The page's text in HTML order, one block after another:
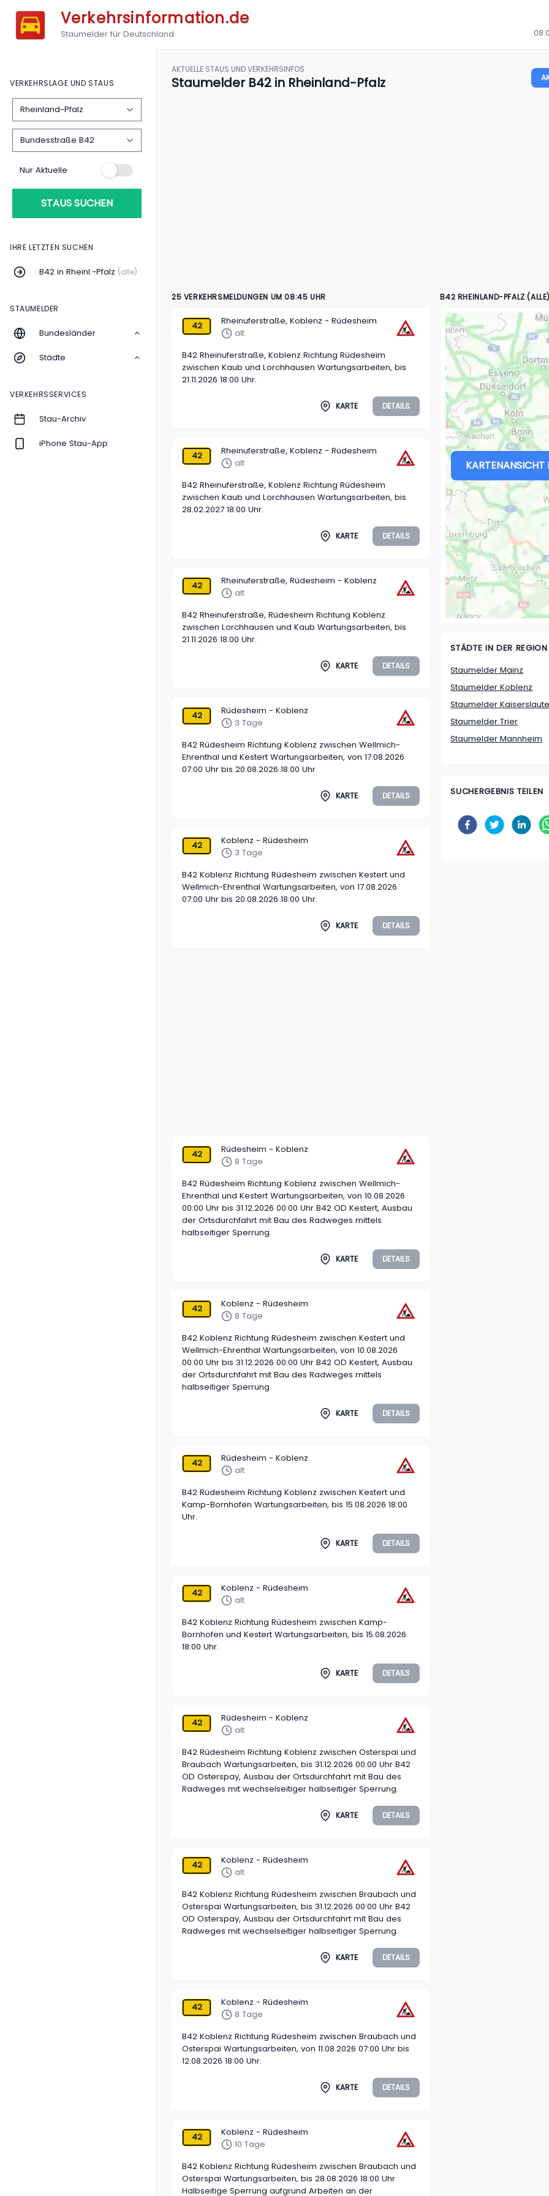
Verkehrsinformation.de
Staumelder für Deutschland
VERKEHRSLAGE UND STAUS
Nur Aktuelle
STAUS SUCHEN
IHRE LETZTEN SUCHEN
B42 in Rheinl.-Pfalz (alle)
STAUMELDER
Bundesländer
Städte
VERKEHRSSERVICES
Stau-Archiv
iPhone Stau-App
AKTUELLE STAUS UND VERKEHRSINFOS
Staumelder B42 in Rheinland-Pfalz
25 VERKEHRSMELDUNGEN UM 08:45 UHR
42
Rheinuferstraße, Koblenz - Rüdesheim
alt
B42 Rheinuferstraße, Koblenz Richtung Rüdesheim
zwischen Kaub und Lorchhausen Wartungsarbeiten, bis
21.11.2026 18:00 Uhr.
KARTE DETAILS
42
Rheinuferstraße, Koblenz - Rüdesheim
alt
B42 Rheinuferstraße, Koblenz Richtung Rüdesheim
zwischen Kaub und Lorchhausen Wartungsarbeiten, bis
28.02.2027 18:00 Uhr.
KARTE DETAILS
42
Rheinuferstraße, Rüdesheim - Koblenz
alt
B42 Rheinuferstraße, Rüdesheim Richtung Koblenz
zwischen Lorchhausen und Kaub Wartungsarbeiten, bis
21.11.2026 18:00 Uhr.
KARTE DETAILS
42
Rüdesheim - Koblenz
3 Tage
B42 Rüdesheim Richtung Koblenz zwischen Wellmich-
Ehrenthal und Kestert Wartungsarbeiten, von 17.08.2026
07:00 Uhr bis 20.08.2026 18:00 Uhr.
KARTE DETAILS
42
Koblenz - Rüdesheim
3 Tage
B42 Koblenz Richtung Rüdesheim zwischen Kestert und
Wellmich-Ehrenthal Wartungsarbeiten, von 17.08.2026
07:00 Uhr bis 20.08.2026 18:00 Uhr.
KARTE DETAILS
42
Rüdesheim - Koblenz
8 Tage
B42 Rüdesheim Richtung Koblenz zwischen Wellmich-
Ehrenthal und Kestert Wartungsarbeiten, von 10.08.2026
00:00 Uhr bis 31.12.2026 00:00 Uhr B42 OD Kestert, Ausbau
der Ortsdurchfahrt mit Bau des Radweges mittels
halbseitiger Sperrung.
KARTE DETAILS
42
Koblenz - Rüdesheim
8 Tage
B42 Koblenz Richtung Rüdesheim zwischen Kestert und
Wellmich-Ehrenthal Wartungsarbeiten, von 10.08.2026
00:00 Uhr bis 31.12.2026 00:00 Uhr B42 OD Kestert, Ausbau
der Ortsdurchfahrt mit Bau des Radweges mittels
halbseitiger Sperrung.
KARTE DETAILS
42
Rüdesheim - Koblenz
alt
B42 Rüdesheim Richtung Koblenz zwischen Kestert und
Kamp-Bornhofen Wartungsarbeiten, bis 15.08.2026 18:00
Uhr.
KARTE DETAILS
42
Koblenz - Rüdesheim
alt
B42 Koblenz Richtung Rüdesheim zwischen Kamp-
Bornhofen und Kestert Wartungsarbeiten, bis 15.08.2026
18:00 Uhr.
KARTE DETAILS
42
Rüdesheim - Koblenz
alt
B42 Rüdesheim Richtung Koblenz zwischen Osterspai und
Braubach Wartungsarbeiten, bis 31.12.2026 00:00 Uhr B42
OD Osterspay, Ausbau der Ortsdurchfahrt mit Bau des
Radweges mit wechselseitiger halbseitiger Sperrung.
KARTE DETAILS
42
Koblenz - Rüdesheim
alt
B42 Koblenz Richtung Rüdesheim zwischen Braubach und
Osterspai Wartungsarbeiten, bis 31.12.2026 00:00 Uhr B42
OD Osterspay, Ausbau der Ortsdurchfahrt mit Bau des
Radweges mit wechselseitiger halbseitiger Sperrung.
KARTE DETAILS
42
Koblenz - Rüdesheim
8 Tage
B42 Koblenz Richtung Rüdesheim zwischen Braubach und
Osterspai Wartungsarbeiten, von 11.08.2026 07:00 Uhr bis
12.08.2026 18:00 Uhr.
KARTE DETAILS
42
Koblenz - Rüdesheim
10 Tage
B42 Koblenz Richtung Rüdesheim zwischen Braubach und
Osterspai Wartungsarbeiten, bis 28.08.2026 18:00 Uhr
Halbseitige Sperrung aufgrund Arbeiten an der
B42 RHEINLAND-PFALZ
KARTENANSICHT
STÄDTE IN DER REGION
Staumelder Mainz
Staumelder Koblenz
Staumelder
Staumelder Trier
Staumelder Mannheim
SUCHERGEBNIS TEILEN